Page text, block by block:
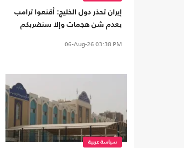
إيران تحذر دول الخليج: أقنعوا ترامب
بعدم شن هجمات وإلا سنضربكم
06-Aug-26 03:38 PM
سياسة عربية